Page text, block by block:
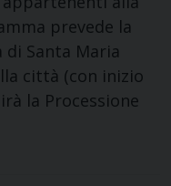
prevede la
di Santa Maria
città (con inizio
la Processione